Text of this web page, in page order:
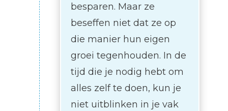
besparen. Maar ze
beseffen niet dat ze op
die manier hun eigen
groei tegenhouden. In de
tijd die je nodig hebt om
alles zelf te doen, kun je
niet uitblinken in je vak